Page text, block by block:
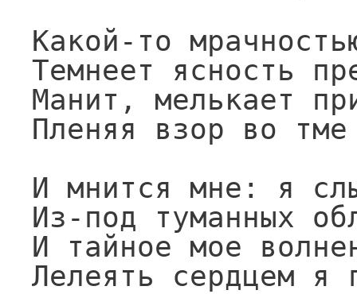
Какой-то
Темнеет ясность
Манит, мелькает
Пленяя взор во
И мнится мне: я
Из-под туманных
И тайное мое
Лелеять сердцем я